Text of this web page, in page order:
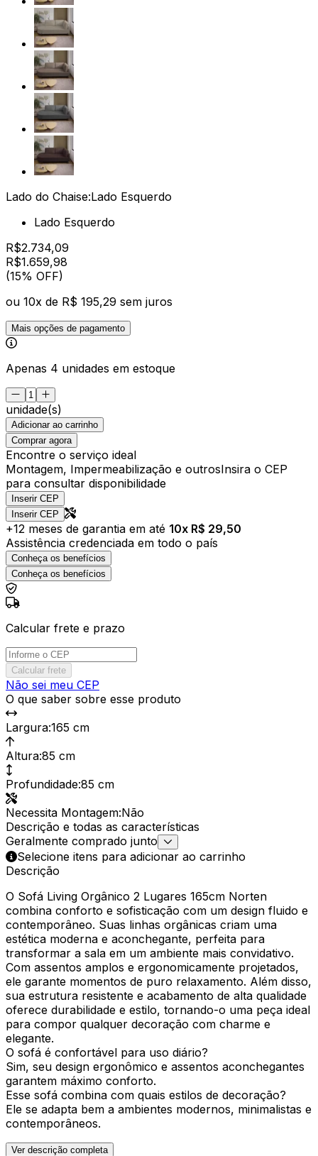
Lado do Chaise:Lado Esquerdo
Lado Esquerdo
R$2.734,09
R$1.659,98
(15% OFF)
ou 10x de R$ 195,29 sem juros
Mais opções de pagamento
Apenas 4 unidades em estoque
unidade(s)
Adicionar ao carrinho
Comprar agora
Encontre o serviço ideal
Montagem, Impermeabilização e outrosInsira o CEP
para consultar disponibilidade
Inserir CEP
Inserir CEP
+12 meses de garantia em até 10x R$ 29,50
Assistência credenciada em todo o país
Conheça os benefícios
Conheça os benefícios
Calcular frete e prazo
Calcular frete
Não sei meu CEP
O que saber sobre esse produto
Largura:165 cm
Altura:85 cm
Profundidade:85 cm
Necessita Montagem:Não
Descrição e todas as características
Geralmente comprado junto
Selecione itens para adicionar ao carrinho
Descrição
O Sofá Living Orgânico 2 Lugares 165cm Norten
combina conforto e sofisticação com um design fluido e
contemporâneo. Suas linhas orgânicas criam uma
estética moderna e aconchegante, perfeita para
transformar a sala em um ambiente mais convidativo.
Com assentos amplos e ergonomicamente projetados,
ele garante momentos de puro relaxamento. Além disso,
sua estrutura resistente e acabamento de alta qualidade
oferece durabilidade e estilo, tornando-o uma peça ideal
para compor qualquer decoração com charme e
elegante.
O sofá é confortável para uso diário?
Sim, seu design ergonômico e assentos aconchegantes
garantem máximo conforto.
Esse sofá combina com quais estilos de decoração?
Ele se adapta bem a ambientes modernos, minimalistas e
contemporâneos.
Ver descrição completa